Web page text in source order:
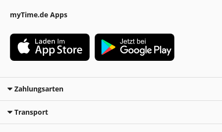
myTime.de Apps
Zahlungsarten
Transport